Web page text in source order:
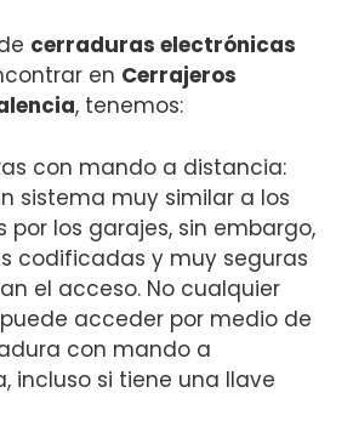
cerraduras electrónicas
en Cerrajeros
, tenemos:
con mando a distancia:
sistema muy similar a los
por los garajes, sin embargo,
codificadas y muy seguras
el acceso. No cualquier
acceder por medio de
con mando a
incluso si tiene una llave